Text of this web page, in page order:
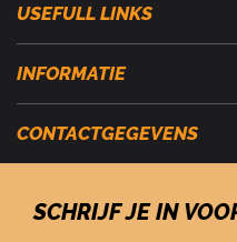
USEFULL LINKS
INFORMATIE
CONTACTGEGEVENS
SCHRIJF JE IN